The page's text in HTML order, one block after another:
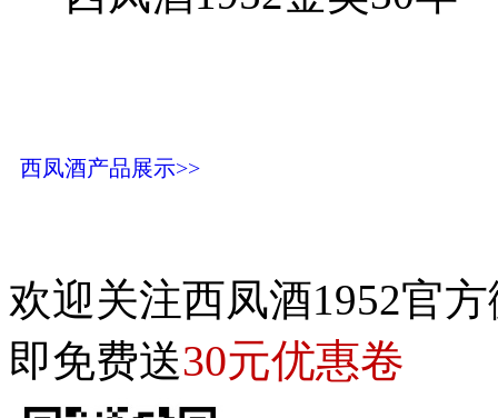
西凤酒产品展示>>
欢迎关注西凤酒1952官
即免费送30元优惠卷